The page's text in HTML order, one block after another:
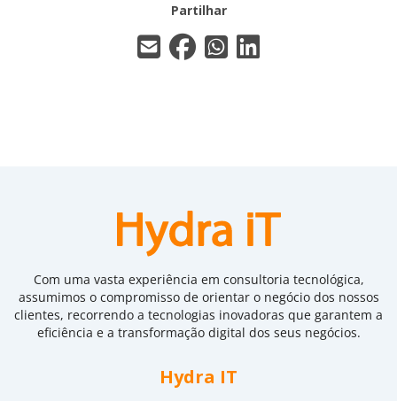
Partilhar
Com uma vasta experiência em consultoria tecnológica,
assumimos o compromisso de orientar o negócio dos nossos
clientes, recorrendo a tecnologias inovadoras que garantem a
eficiência e a transformação digital dos seus negócios.
Hydra IT